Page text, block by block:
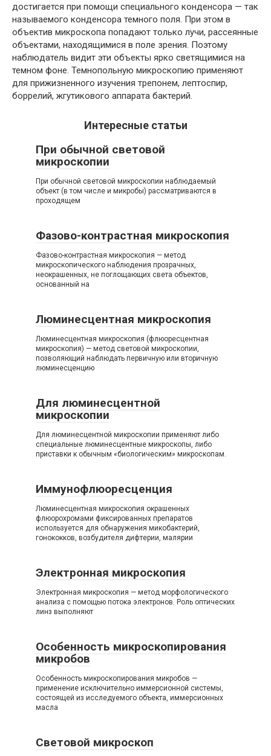
достигается при помощи специального конденсора — так
называемого конденсора темного поля. При этом в
объектив микроскопа попадают только лучи, рассеянные
объектами, находящимися в поле зрения. Поэтому
наблюдатель видит эти объекты ярко светящимися на
темном фоне. Темнопольную микроскопию применяют
для прижизненного изучения трепонем, лептоспир,
боррелий, жгутикового аппарата бактерий.
Интересные статьи
При обычной световой
микроскопии
При обычной световой микроскопии наблюдаемый
объект (в том числе и микробы) рассматриваются в
проходящем
Фазово-контрастная микроскопия
Фазово-контрастная микроскопия — метод
микроскопического наблюдения прозрачных,
неокрашенных, не поглощающих света объектов,
основанный на
Люминесцентная микроскопия
Люминесцентная микроскопия (флюоресцентная
микроскопия) — метод световой микроскопии,
позволяющий наблюдать первичную или вторичную
люминесценцию
Для люминесцентной
микроскопии
Для люминесцентной микроскопии применяют либо
специальные люминесцентные микроскопы, либо
приставки к обычным «биологическим» микроскопам.
Иммунофлюоресценция
Люминесцентная микроскопия окрашенных
флюорохромами фиксированных препаратов
используется для обнаружения микобактерий,
гонококков, возбудителя дифтерии, малярии
Электронная микроскопия
Электронная микроскопия — метод морфологического
анализа с помощью потока электронов. Роль оптических
линз выполняют
Особенность микроскопирования
микробов
Особенность микроскопирования микробов —
применение исключительно иммерсионной системы,
состоящей из исследуемого объекта, иммерсионных
масла
Световой микроскоп